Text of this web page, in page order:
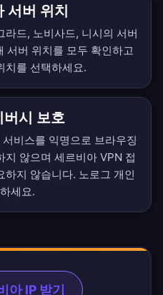
서버 위치
라드, 노비사드, 니시의 서버
서버 위치를 모두 확인하고
치를 선택하세요.
시 보호
비스를 익명으로 브라우징
지 않으며 세르비아 VPN 접
하지 않습니다. 노로그 개인
세요.
아 IP 받기